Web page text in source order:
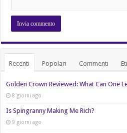
Recenti Popolari Commenti
Golden Crown Reviewed: What Can One
8 giorni ago
Is Spingranny Making Me Rich?
9 giorni ago